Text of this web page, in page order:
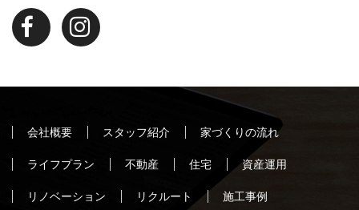
会社概要 スタッフ紹介 家づくりの流れ
ライフプラン 不動産 住宅 資産運用
リノベーション リクルート 施工事例